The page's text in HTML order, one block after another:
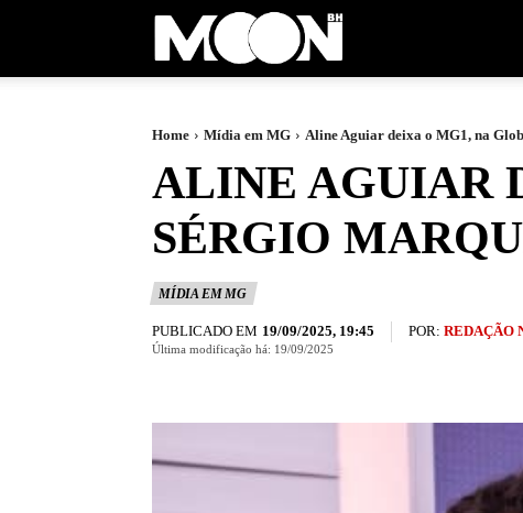
Home Mídia em MG Aline Aguiar deixa o MG1, na
ALINE AGUIAR
SÉRGIO
MÍDIA EM MG
PUBLICADO EM 19/09/2025, 19:45 POR: REDAÇÃO
Última modificação há: 19/09/2025